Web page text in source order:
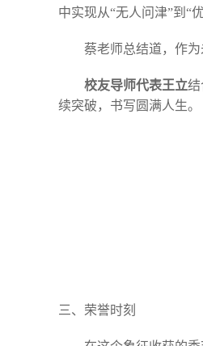
中实现从“无人问津”到“
蔡老师总结道，作
校友导师代表王立结
续突破，书写圆满人生。
三、 荣誉时刻